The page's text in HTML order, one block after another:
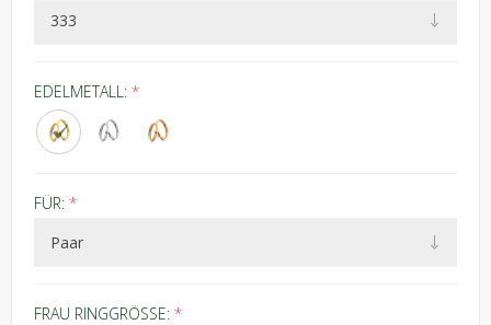
EDELMETALL: *
FÜR: *
FRAU RINGGRÖSSE: *